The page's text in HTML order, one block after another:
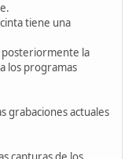
tiene una
posteriormente la
los programas
grabaciones actuales